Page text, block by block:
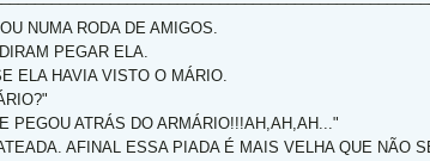
NUMA RODA DE AMIGOS.
PEGAR ELA.
ELA HAVIA VISTO O MÁRIO.
PEGOU ATRÁS DO ARMÁRIO!!!AH,AH,AH..."
AFINAL ESSA PIADA É MAIS VELHA QUE NÃO